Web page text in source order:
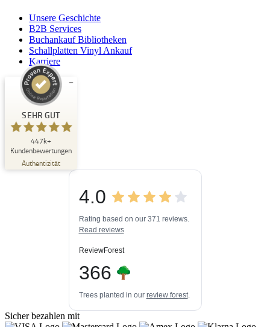
Unsere Geschichte
B2B Services
Buchankauf Bibliotheken
Schallplatten Vinyl Ankauf
Karriere
SEHR GUT
447k+
Kundenbewertungen
Authentizität
Kundenbewertungen und Erfahrungen zu
SEHR GUT
4,84
/
5,00
3
ProvenExpert.com
Blick aufs ProvenExpert-Profil werfen
03.08.2026
4.0
Rating based on our 371 reviews.
Read reviews
ReviewForest
366
Trees planted in our review forest.
Sicher bezahlen mit